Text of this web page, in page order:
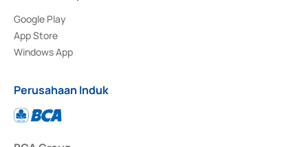
Google Play
App Store
Windows App
Perusahaan Induk